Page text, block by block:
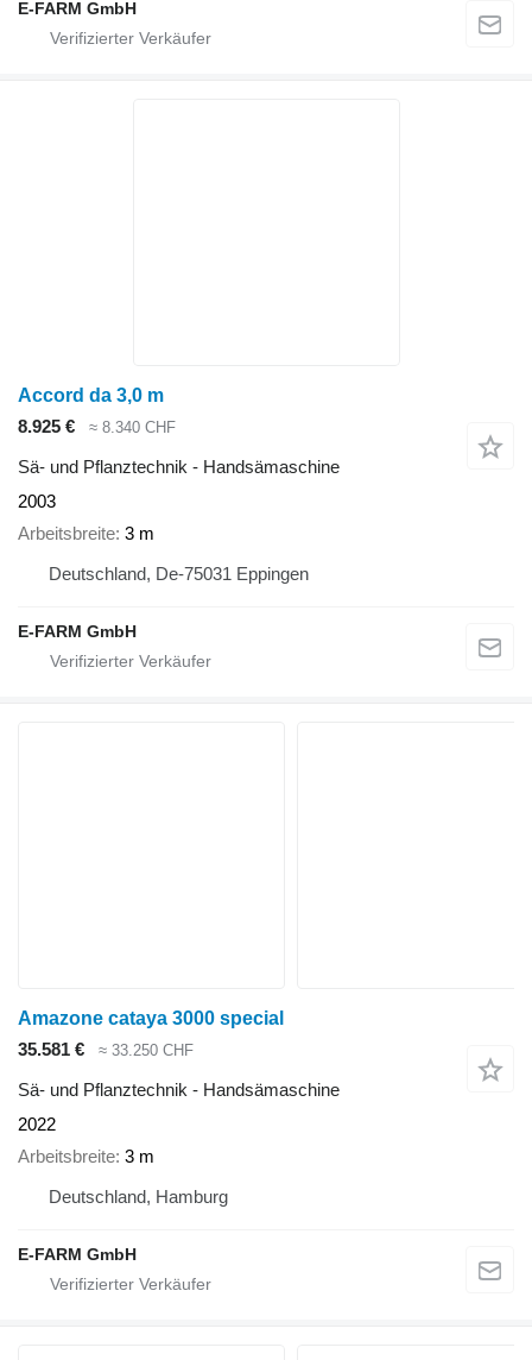
E-FARM GmbH
Accord da 3,0 m
8.925 €
≈ 8.340 CHF
Sä- und Pflanztechnik - Handsämaschine
2003
Arbeitsbreite 3 m
Deutschland, De-75031 Eppingen
E-FARM GmbH
Amazone cataya 3000 special
35.581 €
≈ 33.250 CHF
Sä- und Pflanztechnik - Handsämaschine
2022
Arbeitsbreite 3 m
Deutschland, Hamburg
E-FARM GmbH